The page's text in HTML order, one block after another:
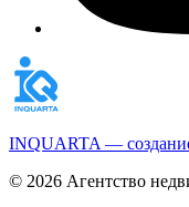
INQUARTA —
© 2026 Агентство